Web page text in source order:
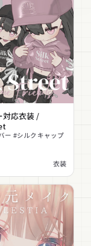
対応衣装 /
ー #シルクキャップ
衣装